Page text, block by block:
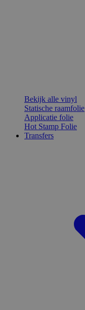
Bekijk alle vinyl
Statische raamfolie
Applicatie folie
Hot Stamp Folie
Transfers